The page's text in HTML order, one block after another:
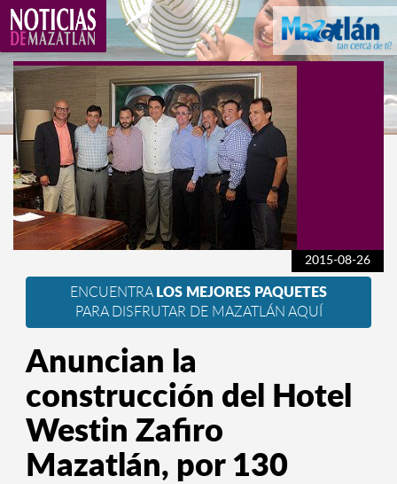
ENCUENTRA LOS MEJORES PAQUETES
PARA DISFRUTAR DE MAZATLÁN AQUÍ
Anuncian la
construcción del Hotel
Westin Zafiro
Mazatlán, por 130
2015-08-26